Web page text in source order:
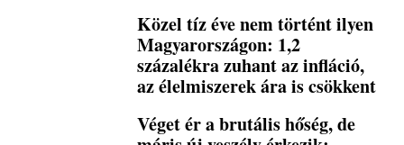
Közel tíz éve nem történt ilyen
Magyarországon: 1,2
százalékra zuhant az infláció,
az élelmiszerek ára is csökkent
Véget ér a brutális hőség, de